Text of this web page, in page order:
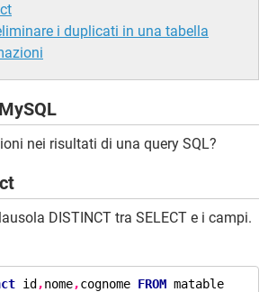
i duplicati in una tabella
nei risultati di una query SQL?
DISTINCT tra SELECT e i campi.
id ,nome,cognome FROM matable